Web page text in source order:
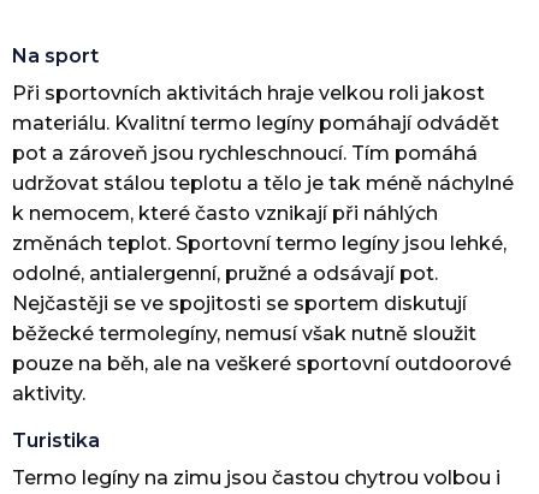
Na sport
Při sportovních aktivitách hraje velkou roli jakost
materiálu. Kvalitní termo legíny pomáhají odvádět
pot a zároveň jsou rychleschnoucí. Tím pomáhá
udržovat stálou teplotu a tělo je tak méně náchylné
k nemocem, které často vznikají při náhlých
změnách teplot. Sportovní termo legíny jsou lehké,
odolné, antialergenní, pružné a odsávají pot.
Nejčastěji se ve spojitosti se sportem diskutují
běžecké termolegíny, nemusí však nutně sloužit
pouze na běh, ale na veškeré sportovní outdoorové
aktivity.
Turistika
Termo legíny na zimu jsou častou chytrou volbou i